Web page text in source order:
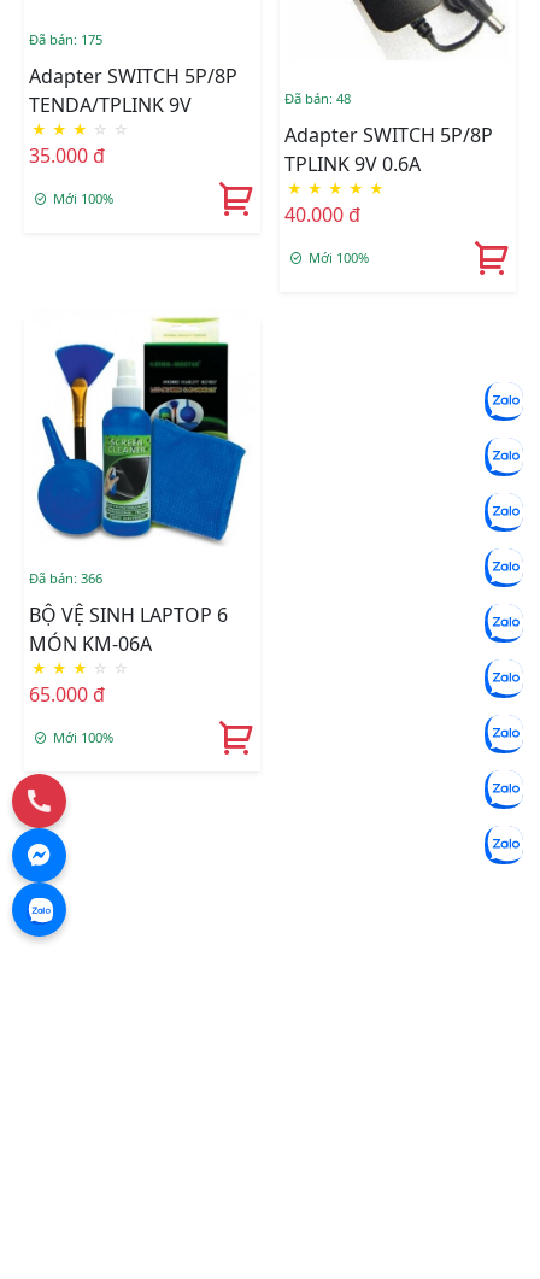
Đã bán: 175
Adapter SWITCH 5P/8P
TENDA/TPLINK 9V
★ ★ ★ ☆ ☆
35.000 đ
Mới 100%
Đã bán: 48
Adapter SWITCH 5P/8P
TPLINK 9V 0.6A
★ ★ ★ ★ ★
40.000 đ
Mới 100%
Đã bán: 366
BỘ VỆ SINH LAPTOP 6
MÓN KM-06A
★ ★ ★ ☆ ☆
65.000 đ
Mới 100%